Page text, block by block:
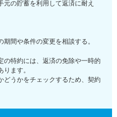
の貯蓄を利用して返済に耐え
間や条件の変更を相談する。
の特約には、返済の免除や一時的
ます。
どうかをチェックするため、契約